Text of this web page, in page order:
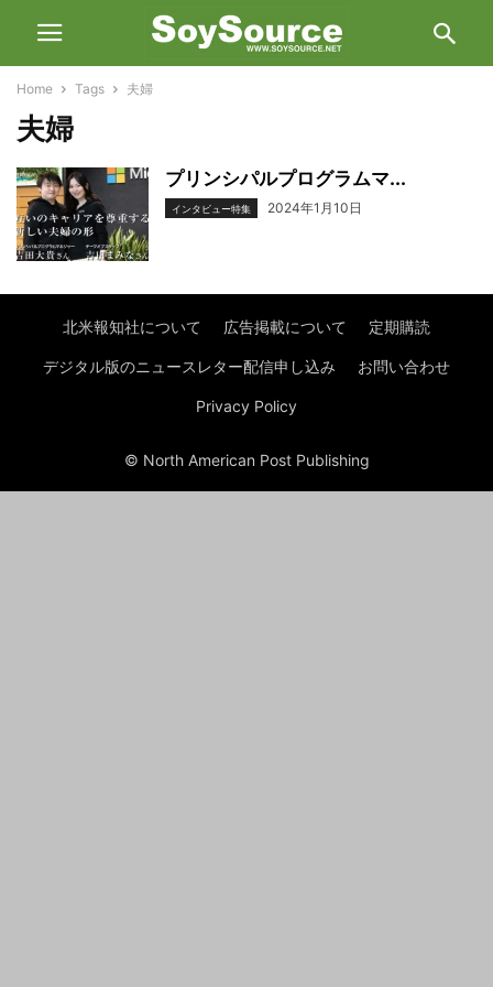
Home Tags 夫婦
夫婦
プリンシパルプログラムマ...
インタビュー特集 2024年1月10日
北米報知社について 広告掲載について 定期購読
デジタル版のニュースレター配信申し込み お問い合わせ
Privacy Policy
© North American Post Publishing